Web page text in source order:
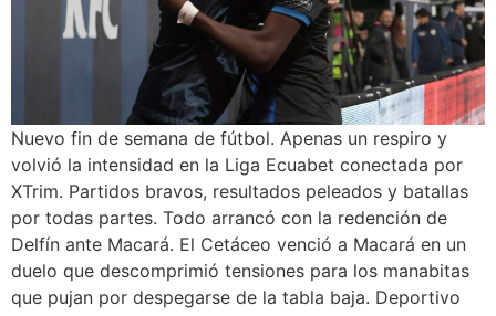
Nuevo fin de semana de fútbol. Apenas un respiro y
volvió la intensidad en la Liga Ecuabet conectada por
XTrim. Partidos bravos, resultados peleados y batallas
por todas partes. Todo arrancó con la redención de
Delfín ante Macará. El Cetáceo venció a Macará en un
duelo que descomprimió tensiones para los manabitas
que pujan por despegarse de la tabla baja. Deportivo